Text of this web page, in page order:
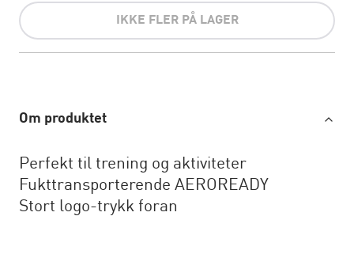
IKKE FLER PÅ LAGER
Om produktet
Perfekt til trening og aktiviteter
Fukttransporterende AEROREADY
Stort logo-trykk foran